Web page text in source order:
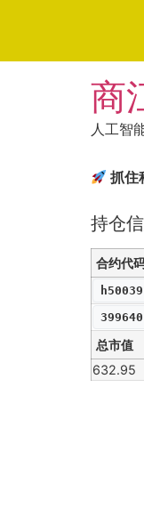
商
人工智
抓住
持仓
合约代
总市值
632.95